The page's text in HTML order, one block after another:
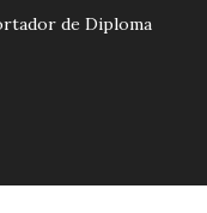
de Diploma